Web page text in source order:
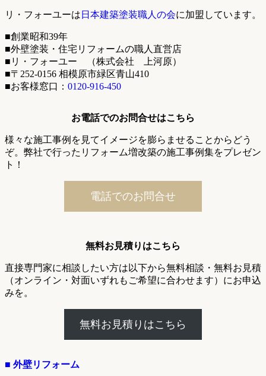
リ・フォーユーは 日本建築塗装職人の会に加盟しています。
■創業昭和39年
■外壁塗装・住宅リフォームの職人直営店
■リ・フォーユー （株式会社 上河原）
■〒252-0156 相模原市緑区青山410
■お客様窓口： 0120-916-450
お電話でのお問合せはこちら
様々な施工事例を見てイメージを膨らませることからどう
ぞ。弊社で行ったリフォーム増改築の施工事例集をプレゼン
ト！
電話でのお問合せ
無料お見積りはこちら
直接専門家に相談したい方は以下から無料相談・無料お見積
（オンライン・対面いずれもご希望に合わせます）にお申込
みを。
無料お見積りはこちら
■ 外壁リフォーム